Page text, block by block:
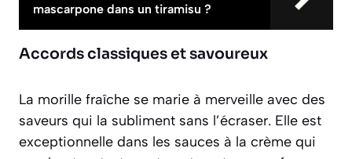
mascarpone dans un tiramisu ?
Accords classiques et savoureux
La morille fraîche se marie à merveille avec des
saveurs qui la subliment sans l’écraser. Elle est
exceptionnelle dans les sauces à la crème qui